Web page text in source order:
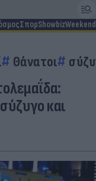
ΣπορShowbizWeekend
Θάνατοι
και